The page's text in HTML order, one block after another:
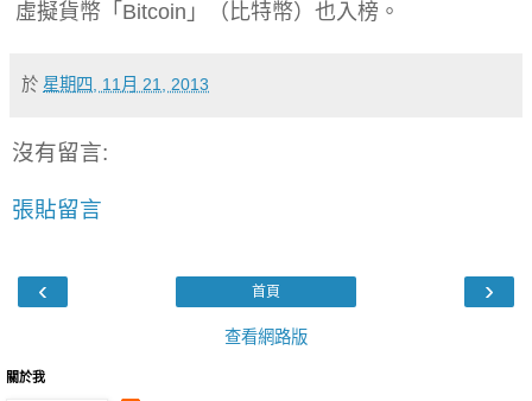
虛擬貨幣「Bitcoin」（比特幣）也入榜。
於 星期四, 11月 21, 2013
沒有留言:
張貼留言
‹ ›
首頁
查看網路版
關於我